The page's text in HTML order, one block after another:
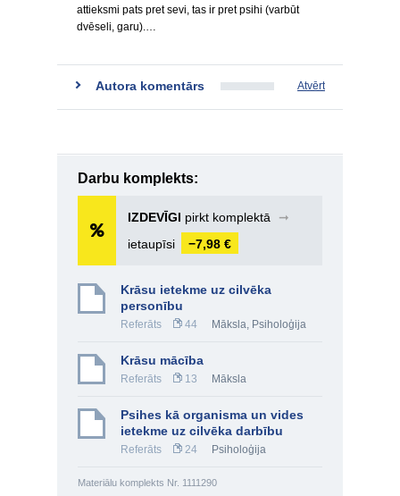
attieksmi pats pret sevi, tas ir pret psihi (varbūt
dvēseli, garu).…
Autora komentārs Atvērt
Darbu komplekts:
IZDEVĪGI pirkt komplektā
➞
ietaupīsi
−7,98 €
Krāsu ietekme uz cilvēka
personību
Referāts 44 Māksla, Psiholoģija
Krāsu mācība
Referāts 13 Māksla
Psihes kā organisma un vides
ietekme uz cilvēka darbību
Referāts 24 Psiholoģija
Materiālu komplekts Nr. 1111290